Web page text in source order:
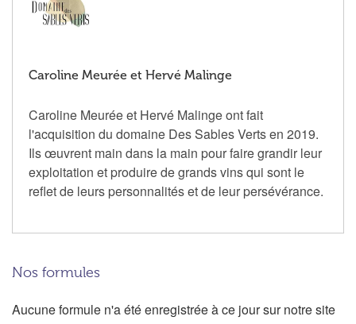
Caroline Meurée et Hervé Malinge
Caroline Meurée et Hervé Malinge ont fait
l'acquisition du domaine Des Sables Verts en 2019.
Ils œuvrent main dans la main pour faire grandir leur
exploitation et produire de grands vins qui sont le
reflet de leurs personnalités et de leur persévérance.
Nos formules
Aucune formule n'a été enregistrée à ce jour sur notre site